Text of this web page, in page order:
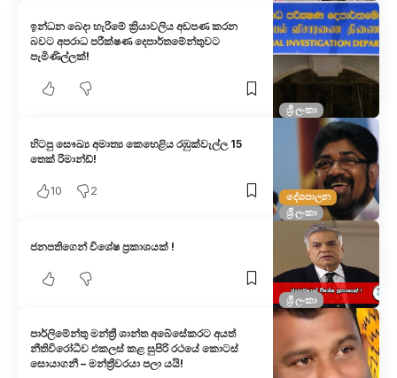
ශ්‍රී ලංකා
ඉන්ධන බෙදා හැරිමේ ක්‍රියාවලිය අඩපණ කරන
බවට අපරාධ පරීක්ෂණ දෙපාර්තමේන්තුවට
පැමිණිල්ලක්!
දේශපාලන
ශ්‍රී ලංකා
හිටපු සෞඛ්‍ය අමාත්‍ය කෙහෙළිය රඹුක්වැල්​ල 15
තෙක් රිමාන්ඩ්!
10 2
ශ්‍රී ලංකා
ජනපතිගෙන් විශේෂ ප්‍රකාශයක් !
පාර්ලිමේන්​තු මන්ත්‍රී ශාන්ත අබේසේකරට අයත්
නීතිවිරෝධීව එකලස් කළ සුපිරි රථයේ කොටස්
සොයාගනී – මන්ත්‍රීවරයා පලා යයි!